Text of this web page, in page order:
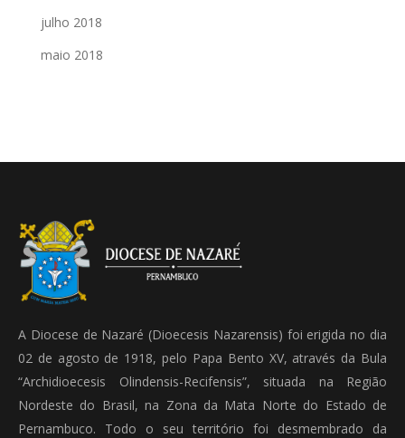
julho 2018
maio 2018
A Diocese de Nazaré (Dioecesis Nazarensis) foi erigida no dia
02 de agosto de 1918, pelo Papa Bento XV, através da Bula
“Archidioecesis Olindensis-Recifensis”, situada na Região
Nordeste do Brasil, na Zona da Mata Norte do Estado de
Pernambuco. Todo o seu território foi desmembrado da